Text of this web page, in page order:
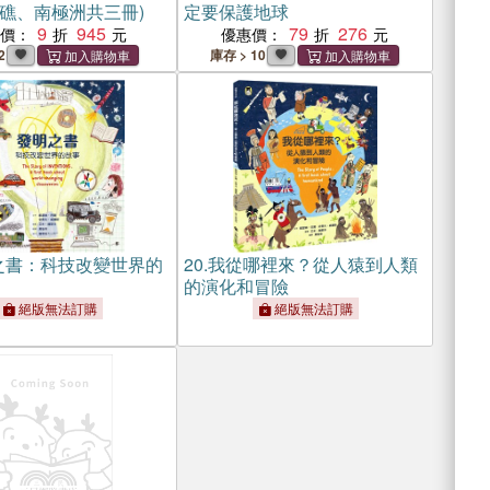
、南極洲共三冊)
： 9 945
定要保護地球
優惠價： 79 276
庫存 > 10
：科技改變世界的
絕版無法訂購
20.我從哪裡來？從人猿到人類
的演化和冒險
絕版無法訂購